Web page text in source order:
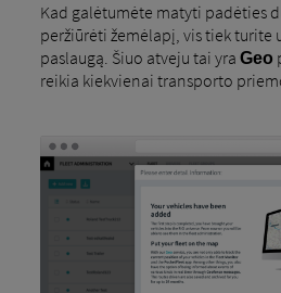
Kad galėtumėte matyti padėties
peržiūrėti žemėlapį, vis tiek turite
paslaugą. Šiuo atveju tai yra Geo
reikia kiekvienai transporto